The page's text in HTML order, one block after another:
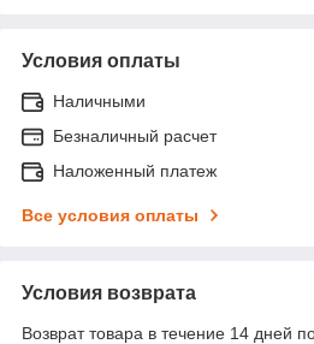
Условия оплаты
Наличными
Безналичный расчет
Наложенный платеж
Все условия оплаты
Условия возврата
Возврат товара в течение 14 дней